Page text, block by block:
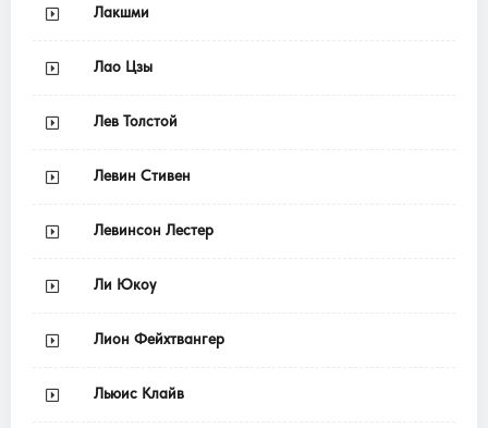
Лакшми
Лао Цзы
Лев Толстой
Левин Стивен
Левинсон Лестер
Ли Юкоу
Лион Фейхтвангер
Льюис Клайв